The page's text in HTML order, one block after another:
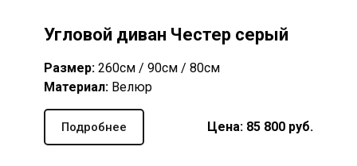
Угловой диван Честер серый
Размер: 260см / 90см / 80см
Материал: Велюр
Подробнее Цена: 85 800 руб.